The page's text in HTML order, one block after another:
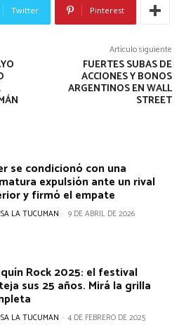
Twitter Pinterest
Artículo siguiente
FUERTES SUBAS DE
ACCIONES Y BONOS
ARGENTINOS EN WALL
STREET
se condicionó con una
expulsión ante un rival
y firmó el empate
LA TUCUMAN - 9 DE ABRIL DE 2026
Rock 2025: el festival
sus 25 años. Mirá la grilla
LA TUCUMAN - 4 DE FEBRERO DE 2025